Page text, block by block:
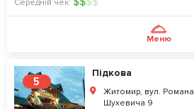
Середній чек:
Меню
5
Підкова
Житомир, вул. Романа
Шухевича 9